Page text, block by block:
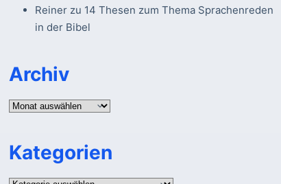
Reinerzu 14 Thesen zum Thema Sprachenreden
in der Bibel
Archiv
Archiv
Kategorien